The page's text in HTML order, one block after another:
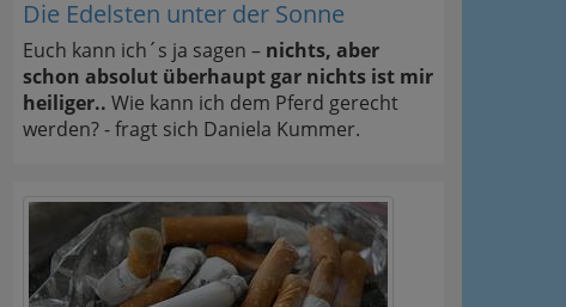
Die Edelsten unter der Sonne
Euch kann ich´s ja sagen – nichts, aber
schon absolut überhaupt gar nichts ist mir
heiliger.. Wie kann ich dem Pferd gerecht
werden? - fragt sich Daniela Kummer.